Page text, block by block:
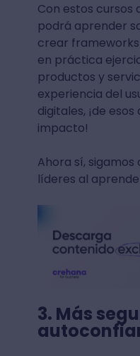
Con estos cursos
podrá aprender
crear
en práctica
productos y
experiencia del
digitales, ¡de
impacto!
Ahora sí,
líderes al
3. Más